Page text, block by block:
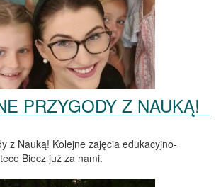
PRZYGODY Z NAUKĄ!
z Nauką! Kolejne zajęcia edukacyjno-
Biecz już za nami.